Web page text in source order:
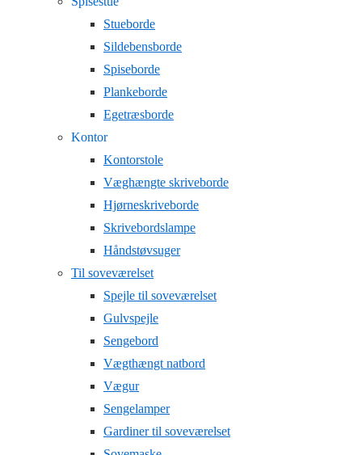
Stueborde
Sildebensborde
Spiseborde
Plankeborde
Egetræsborde
Kontor
Kontorstole
Væghængte skriveborde
Hjørneskriveborde
Skrivebordslampe
Håndstøvsuger
Til soveværelset
Spejle til soveværelset
Gulvspejle
Sengebord
Vægthængt natbord
Vægur
Sengelamper
Gardiner til soveværelset